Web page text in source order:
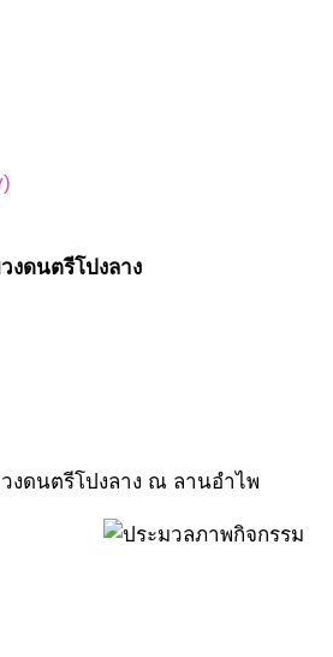
งดนตรีโปงลาง
งดนตรีโปงลาง ณ ลานอำไพ